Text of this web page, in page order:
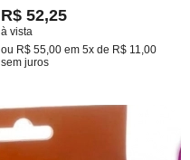
Peso Ben-wa Silicone com
suporte
R$ 52,25
à vista
ou R$ 55,00 em 5x de R$ 11,00
sem juros